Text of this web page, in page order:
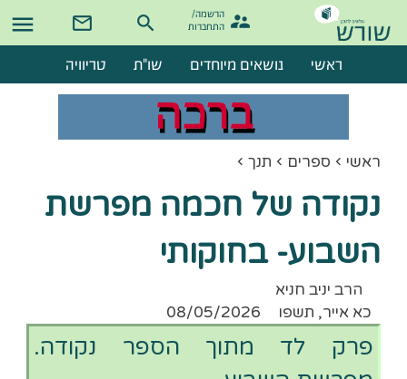

הרשמה/
התחברות
ראשי נושאים מיוחדים שו"ת טריוויה
ראשי ספרים תנך
נקודה של חכמה מפרשת
השבוע- בחוקותי
הרב יניב חניא
כא אייר, תשפו
08/05/2026
פרק לד מתוך הספר נקודה.